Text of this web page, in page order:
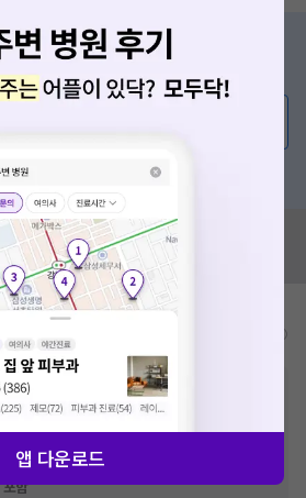
, 궁금한 점이 있나요?
가 직접 답해드려요!
서비스에 다양한 게시글 보러가기
가 있나요?
!
용 등으로 실제 가격과 상이할 수 있으니, 정확
접 문의해주세요.
심사평가원에 고지되어 있는 급여 진료 기준 가
적인 비용이 추가되어, 병원마다 금액이 다르게
다.)
함
앱 다운로드